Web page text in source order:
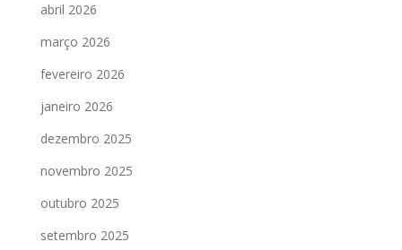
abril 2026
março 2026
fevereiro 2026
janeiro 2026
dezembro 2025
novembro 2025
outubro 2025
setembro 2025